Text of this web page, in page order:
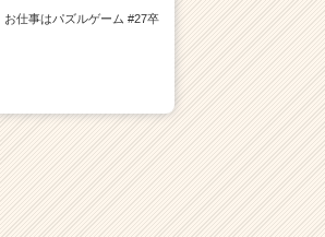
お仕事はパズルゲーム #27卒